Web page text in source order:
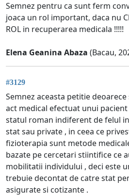
Semnez pentru ca sunt ferm
joaca un rol important, daca nu
ROL in recuperarea medicala !!!!!
Elena Geanina Abaza (Bacau,
#3129
Semnez aceasta petitie
act medical efectuat unui
statul roman indiferent de felul
stat sau private , in ceea ce
fizioterapia sunt metode
bazate pe cercetari stiintifice ce
mobilitatii individului , deci este
trebuie decontat de catre stat
asigurate si cotizante .